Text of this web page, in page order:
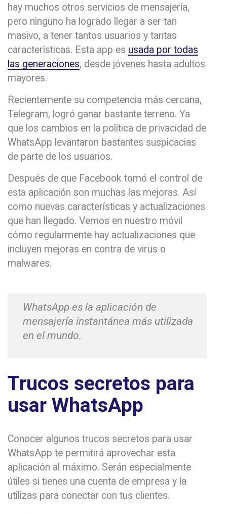
hay muchos otros servicios de mensajería,
pero ninguno ha logrado llegar a ser tan
masivo, a tener tantos usuarios y tantas
características. Esta app es usada por todas
las generaciones, desde jóvenes hasta adultos
mayores.
Recientemente su competencia más cercana,
Telegram, logró ganar bastante terreno. Ya
que los cambios en la política de privacidad de
WhatsApp levantaron bastantes suspicacias
de parte de los usuarios.
Después de que Facebook tomó el control de
esta aplicación son muchas las mejoras. Así
como nuevas características y actualizaciones
que han llegado. Vemos en nuestro móvil
cómo regularmente hay actualizaciones que
incluyen mejoras en contra de virus o
malwares.
WhatsApp es la aplicación de
mensajería instantánea más utilizada
en el mundo.
Trucos secretos para
usar WhatsApp
Conocer algunos trucos secretos para usar
WhatsApp te permitirá aprovechar esta
aplicación al máximo. Serán especialmente
útiles si tienes una cuenta de empresa y la
utilizas para conectar con tus clientes.